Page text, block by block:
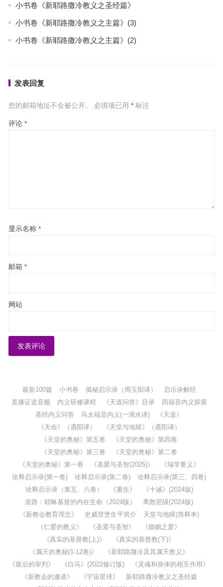
小书卷《新耶路撒冷教义之圣经篇》
小书卷《新耶路撒冷教义之主篇》(3)
小书卷《新耶路撒冷教义之主篇》(2)
发表回复
您的邮箱地址不会被公开。 必填项已用 *标注
评论 *
显示名称 *
邮箱 *
网站
最新100篇 小书卷 揭秘启示录（周玉阳译）
启示录解经
直播证道音频
内义研修课程 《天道问答》目录
四福音内义探索
圣经内义问答
马太福音内义(一滴水译)
《天道》
《天命》（遇阳译）
《天堂与地狱》（遇阳译）
《天堂的奥秘》第五卷
《天堂的奥秘》第四卷
《天堂的奥秘》第三卷
《天堂的奥秘》第二卷
《天堂的奥秘》第一卷
《圣爱与圣智(2025)》
《瑞学要义》
诠释启示录(第一卷)
诠释启示录(第二卷)
诠释启示录(第三、四卷)
诠释启示录（第五、六卷）
《重生》
《十诫》(2024版)
道路：耶稣基督的内在生命（2024版）
离散层级(2024版)
《新教会教育理念》
史威登堡生平简介
天堂与地狱(简释本)
《仁爱的教义》
《圣爱与圣智》
《婚姻之爱》
《真实的基督教(上)》
《真实的基督教(下)》
《属天的奥秘(1-12卷)》
《新耶路撒冷及其属天教义》
《最后的审判》
《白马》(2022修订版)
《灵魂和身体的相互作用》
《新教会的邀请》
《宇宙星球》
新耶路撒冷教义之圣经篇